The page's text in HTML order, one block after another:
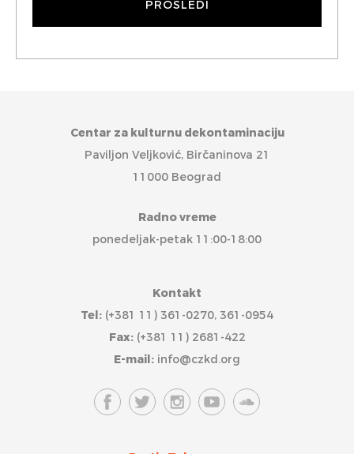
Centar za kulturnu dekontaminaciju
Paviljon Veljković, Birčaninova 21
11000 Beograd
Radno vreme
ponedeljak-petak 11:00-18:00
Kontakt
Tel: (+381 11) 361-0270, 361-0954
Fax:(+381 11) 2681-422
E-mail: info@czkd.org